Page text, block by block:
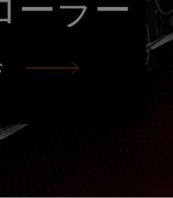
ーラー